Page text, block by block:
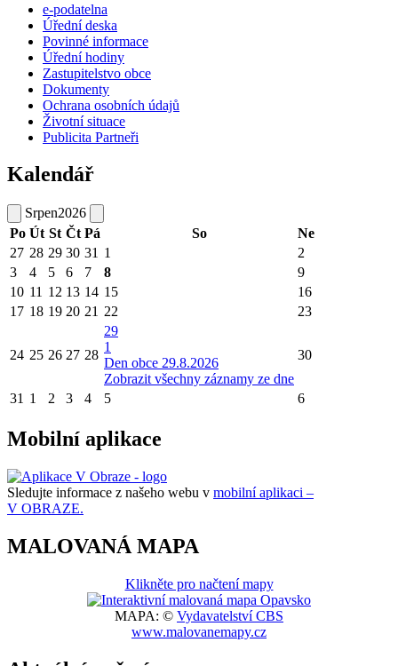
e-podatelna
Úřední deska
Povinné informace
Úřední hodiny
Zastupitelstvo obce
Dokumenty
Ochrana osobních údajů
Životní situace
Publicita Partneři
Kalendář
Srpen2026
Po Út St Čt Pá So
Ne
27 28 29 30 31 1
2
3
4 5 6 7 8
9
10 11 12 13 14 15
16
17 18 19 20 21 22 23
24 25 26 27 28
29
1
Den obce 29.8.2026
Zobrazit všechny záznamy ze dne
30
31 1 2 3 4 5 6
Mobilní aplikace
Sledujte informace z našeho webu v mobilní aplikaci –
V OBRAZE.
MALOVANÁ MAPA
Klikněte pro načtení mapy
MAPA: © Vydavatelství CBS
www.malovanemapy.cz